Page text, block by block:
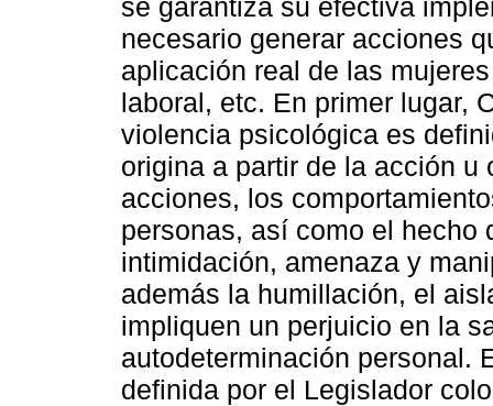
se garantiza su efectiva
necesario generar acciones
aplicación real de las
laboral, etc. En primer lugar,
violencia psicológica es
origina a partir de la acción
acciones, los
personas, así como el hecho
intimidación, amenaza y
además la humillación, el
impliquen un perjuicio en la
autodeterminación personal.
definida por el Legislador